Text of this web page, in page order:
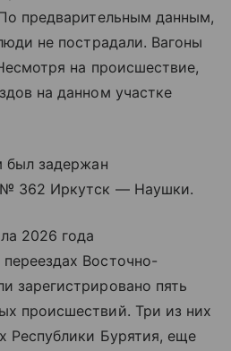
предварительным данным,
не пострадали. Вагоны
на происшествие,
на данном участке
был задержан
№ 362 Иркутск — Наушки.
2026 года
Восточно-
зарегистрировано пять
происшествий. Три из них
Республики Бурятия, еще